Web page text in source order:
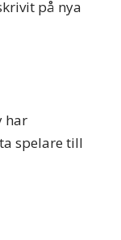
på nya
har
spelare till